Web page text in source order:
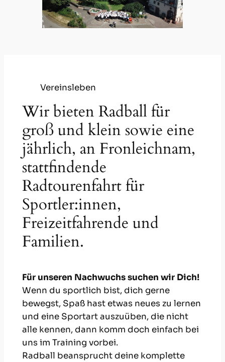
Vereinsleben
Wir bieten Radball für
groß und klein sowie eine
jährlich, an Fronleichnam,
stattfindende
Radtourenfahrt für
Sportler:innen,
Freizeitfahrende und
Familien.
Für unseren Nachwuchs suchen wir Dich!
Wenn du sportlich bist, dich gerne
bewegst, Spaß hast etwas neues zu lernen
und eine Sportart auszuüben, die nicht
alle kennen, dann komm doch einfach bei
uns im Training vorbei.
Radball beansprucht deine komplette